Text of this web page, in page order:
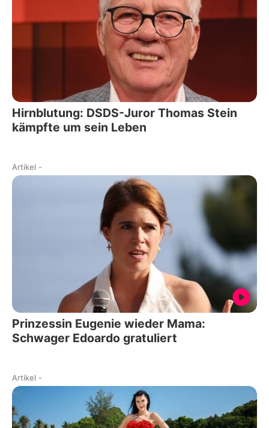
Hirnblutung: DSDS-Juror Thomas Stein
kämpfte um sein Leben
Artikel -
Prinzessin Eugenie wieder Mama:
Schwager Edoardo gratuliert
Artikel -